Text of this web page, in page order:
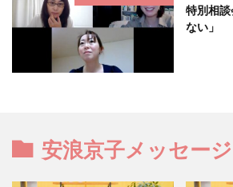
特別相
ない」
安浪京子メッセージ